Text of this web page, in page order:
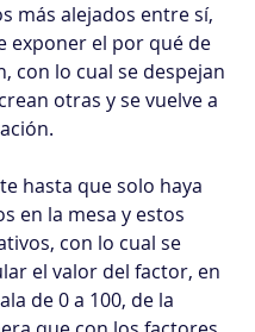
más alejados entre sí,
exponer el por qué de
con lo cual se despejan
otras y se vuelve a
hasta que solo haya
en la mesa y estos
con lo cual se
el valor del factor, en
de 0 a 100, de la